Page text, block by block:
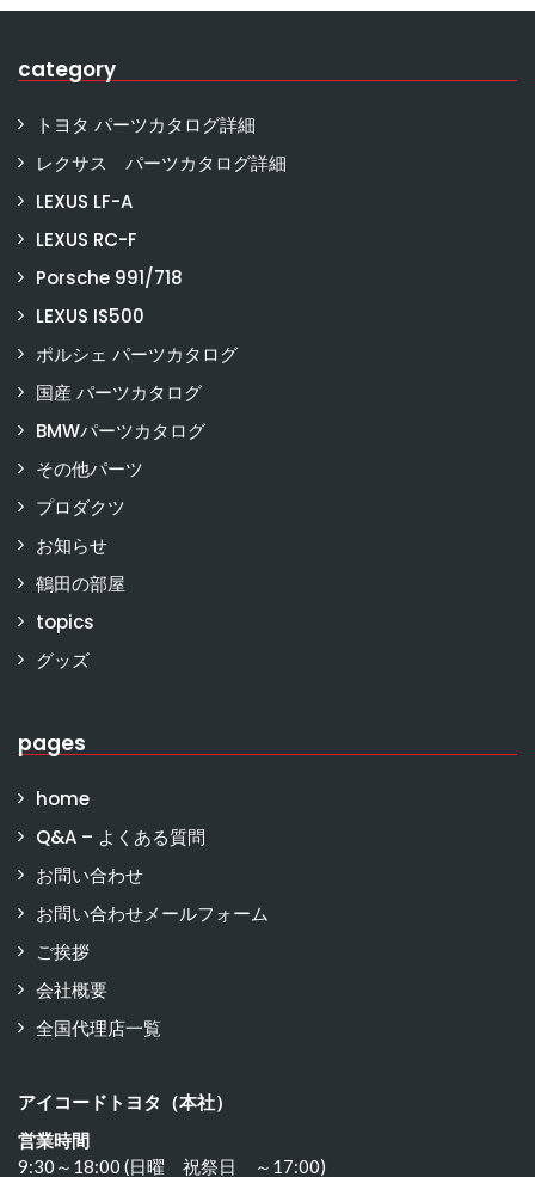
category
トヨタ パーツカタログ詳細
レクサス パーツカタログ詳細
LEXUS LF-A
LEXUS RC-F
Porsche 991/718
LEXUS IS500
ポルシェ パーツカタログ
国産 パーツカタログ
BMWパーツカタログ
その他パーツ
プロダクツ
お知らせ
鶴田の部屋
topics
グッズ
pages
home
Q&A – よくある質問
お問い合わせ
お問い合わせメールフォーム
ご挨拶
会社概要
全国代理店一覧
アイコードトヨタ（本社）
営業時間
9:30～18:00 (日曜 祝祭日 ～17:00)